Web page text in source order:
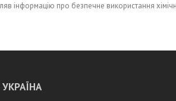
інформацію про безпечне використання
УКРАЇНА